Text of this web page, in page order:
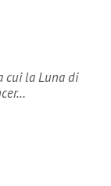
cui la Luna di